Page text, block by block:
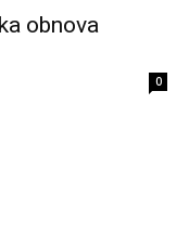
obnova
0